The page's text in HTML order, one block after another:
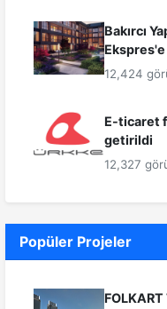
Bakırcı
Ekspres'e
12,424
E-ticaret
getirildi
12,327
Popüler Projeler
FOLKART